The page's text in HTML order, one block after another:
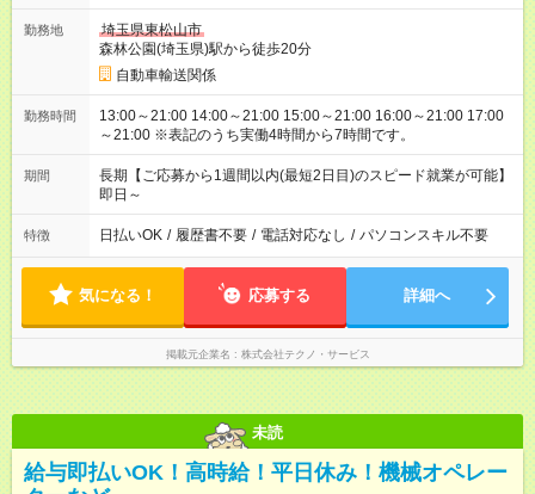
勤務地
埼玉県東松山市
森林公園(埼玉県)駅から徒歩20分
自動車輸送関係
勤務時間
13:00～21:00 14:00～21:00 15:00～21:00 16:00～21:00 17:00
～21:00 ※表記のうち実働4時間から7時間です。
期間
長期【ご応募から1週間以内(最短2日目)のスピード就業が可能】
即日～
特徴 日払いOK / 履歴書不要 / 電話対応なし / パソコンスキル不要
気になる！ 応募する 詳細へ
掲載元企業名 株式会社テクノ・サービス
未読
給与即払いOK！高時給！平日休み！機械オペレー